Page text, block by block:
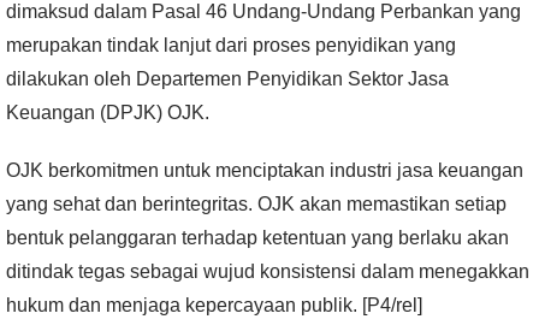
dimaksud dalam Pasal 46 Undang-Undang Perbankan yang
merupakan tindak lanjut dari proses penyidikan yang
dilakukan oleh Departemen Penyidikan Sektor Jasa
Keuangan (DPJK) OJK.
OJK berkomitmen untuk menciptakan industri jasa keuangan
yang sehat dan berintegritas. OJK akan memastikan setiap
bentuk pelanggaran terhadap ketentuan yang berlaku akan
ditindak tegas sebagai wujud konsistensi dalam menegakkan
hukum dan menjaga kepercayaan publik. [P4/rel]